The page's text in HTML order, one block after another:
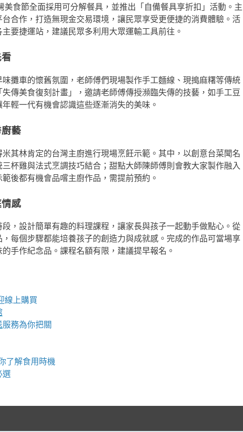
美食節全面採用可分解餐具，並推出「自備餐具享折扣」活動。主
合作，打造無現金交易環境，讓民眾享受更便捷的消費體驗。活
要捷運站，建議民眾多利用大眾運輸工具前往。
味攤車的懷舊氛圍，老師傅們現場製作手工麵線、現搗麻糬等傳統
傳美食復刻計畫」，邀請老師傅傳授瀕臨失傳的技藝，如手工豆
輕一代有機會認識這些逐漸消失的美味。
藝
其林肯定的台灣主廚進行現場烹飪示範。其中，以創意台菜聞名
杯雞與法式烹調技巧結合；甜點大師陳師傅則會教大家製作融入
後都有機會品嚐主廚作品，需提前預約。
感
，設計簡單有趣的料理課程，讓家長與孩子一起動手做點心。從
每個步驟都能培養孩子的創造力與成就感。完成的作品可當場享
手作紀念品。課程名額有限，建議提早報名。
線上購買
服務為你把關
了解食用時機
選